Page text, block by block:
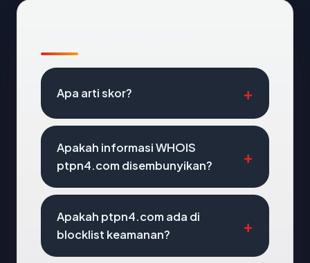
Apa arti skor?
Apakah informasi WHOIS
ptpn4.com disembunyikan?
Apakah ptpn4.com ada di
blocklist keamanan?